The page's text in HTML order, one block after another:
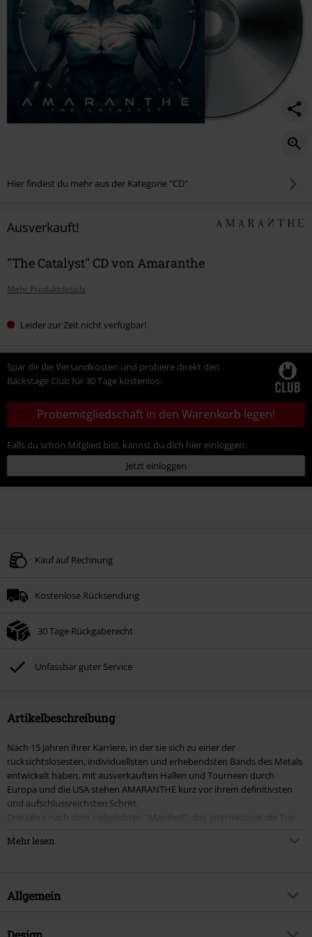
Hier findest du mehr aus der Kategorie "CD"
Ausverkauft!
"The Catalyst" CD von Amaranthe
Mehr Produktdetails
Leider zur Zeit nicht verfügbar!
Spar dir die Versandkosten und probiere direkt den
Backstage Club für 30 Tage kostenlos:
Probemitgliedschaft in den Warenkorb legen!
Falls du schon Mitglied bist, kannst du dich hier einloggen:
Jetzt einloggen
Kauf auf Rechnung
Kostenlose Rücksendung
30 Tage Rückgaberecht
Unfassbar guter Service
Artikelbeschreibung
Nach 15 Jahren ihrer Karriere, in der sie sich zu einer der
rücksichtslosesten, individuellsten und erhebendsten Bands des Metals
entwickelt haben, mit ausverkauften Hallen und Tourneen durch
Europa und die USA stehen AMARANTHE kurz vor ihrem definitivsten
und aufschlussreichsten Schritt.
Drei Jahre nach dem vielgelobten “Manifest“, das international die Top
sind Schwedens Meister des donnernden, melodischen Futurismus
Momentaufnahme einer Band, die eine neue Ebene kollektiver Kraft
Vorwärtsdrang von Re-Vision haben AMARANTHE ihrem Sound ein
Mehr lesen
Allgemein
Artikelnummer: